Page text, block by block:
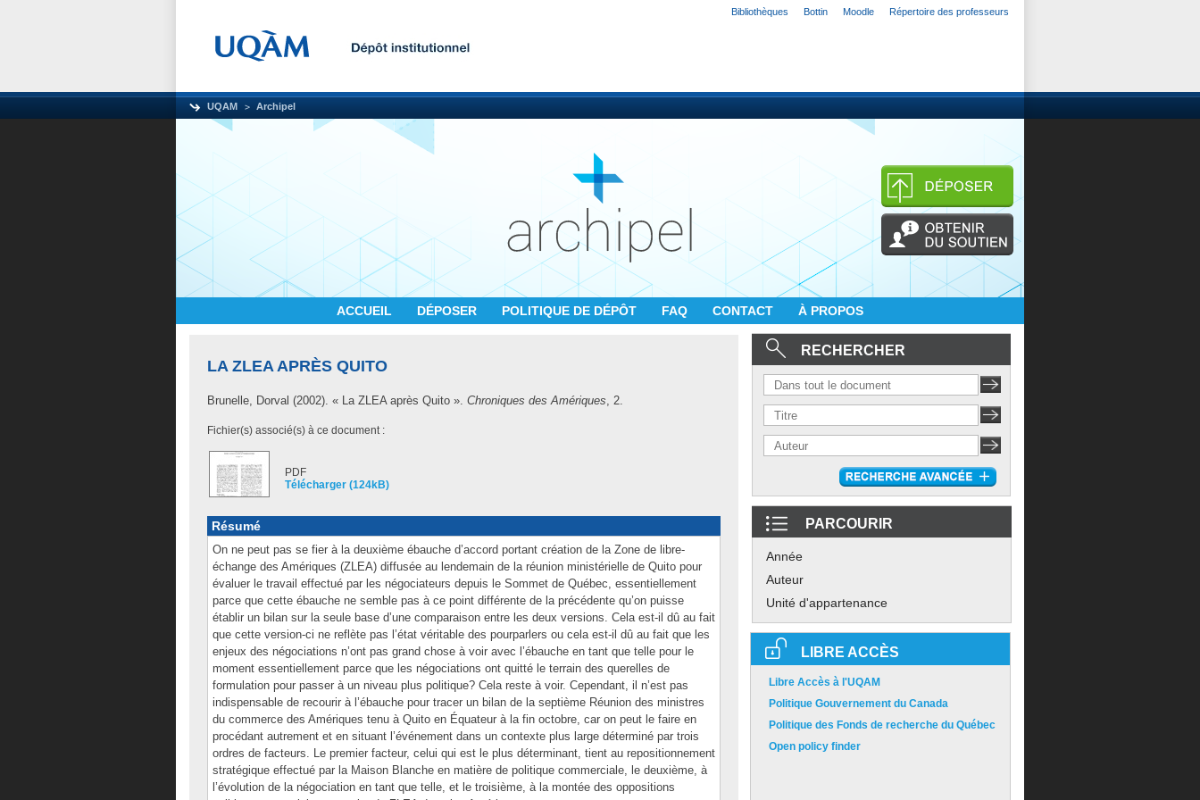
Bibliothèques Bottin Moodle Répertoire des professeurs
UQAM Archipel
ACCUEIL DÉPOSER POLITIQUE DE DÉPÔT FAQ CONTACT À PROPOS
LA ZLEA APRÈS QUITO
Brunelle, Dorval (2002). « La ZLEA après Quito ». Chroniques des Amériques, 2.
Fichier(s) associé(s) à ce document :
PDF
Télécharger (124kB)
Résumé
On ne peut pas se fier à la deuxième ébauche d’accord portant création de la Zone de libre-
échange des Amériques (ZLEA) diffusée au lendemain de la réunion ministérielle de Quito pour
évaluer le travail effectué par les négociateurs depuis le Sommet de Québec, essentiellement
parce que cette ébauche ne semble pas à ce point différente de la précédente qu’on puisse
établir un bilan sur la seule base d’une comparaison entre les deux versions. Cela est-il dû au fait
que cette version-ci ne reflète pas l’état véritable des pourparlers ou cela est-il dû au fait que les
enjeux des négociations n’ont pas grand chose à voir avec l’ébauche en tant que telle pour le
moment essentiellement parce que les négociations ont quitté le terrain des querelles de
formulation pour passer à un niveau plus politique? Cela reste à voir. Cependant, il n’est pas
indispensable de recourir à l’ébauche pour tracer un bilan de la septième Réunion des ministres
du commerce des Amériques tenu à Quito en Équateur à la fin octobre, car on peut le faire en
procédant autrement et en situant l’événement dans un contexte plus large déterminé par trois
ordres de facteurs. Le premier facteur, celui qui est le plus déterminant, tient au repositionnement
stratégique effectué par la Maison Blanche en matière de politique commerciale, le deuxième, à
l’évolution de la négociation en tant que telle, et le troisième, à la montée des oppositions
RECHERCHER
PARCOURIR
Année
Auteur
Unité d'appartenance
LIBRE ACCÈS
Libre Accès à l'UQAM
Politique Gouvernement du Canada
Politique des Fonds de recherche du Québec
Open policy finder